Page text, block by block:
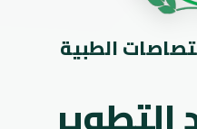
الطبية